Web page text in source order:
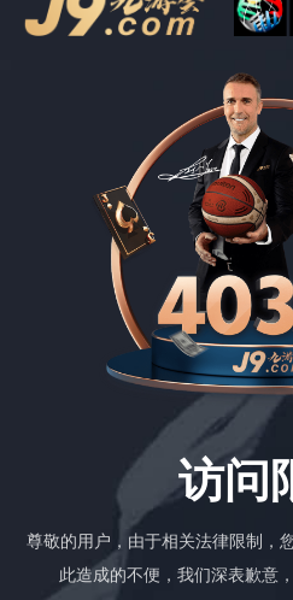
访问
尊敬的用户，由于相关法律限制，
此造成的不便，我们深表歉意